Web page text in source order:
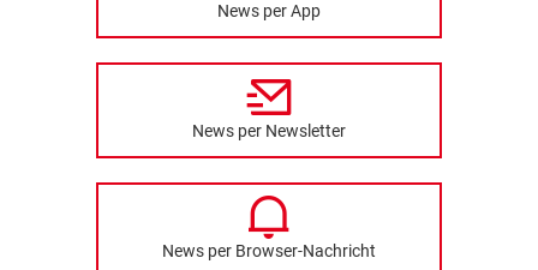
News per App
News per Newsletter
News per Browser-Nachricht